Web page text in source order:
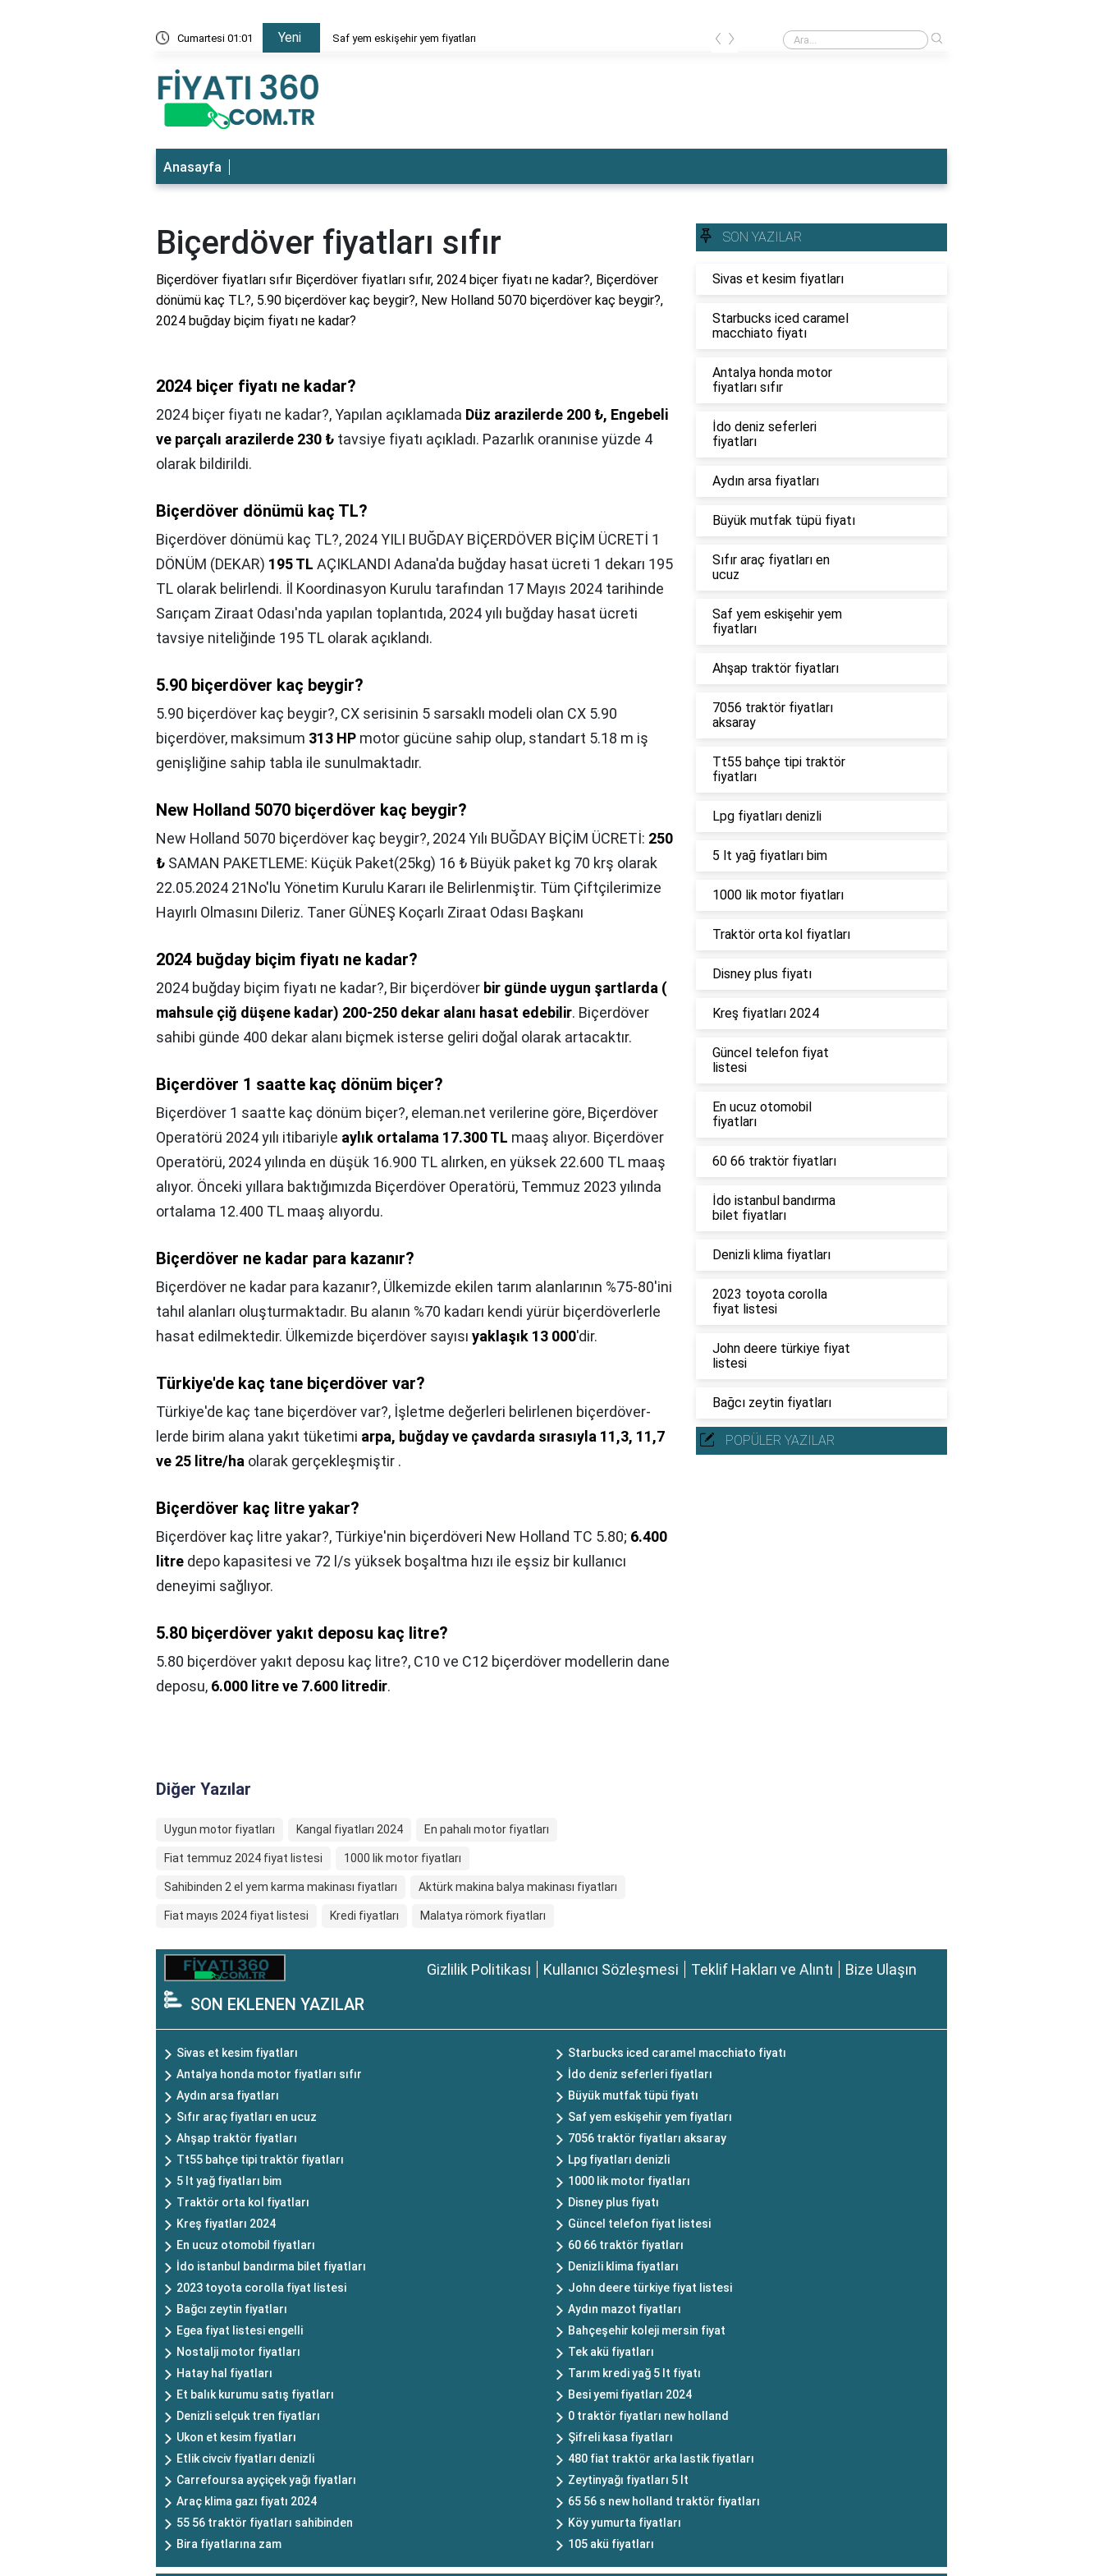
Cumartesi 01:01 Yeni Saf yem eskişehir yem fiyatları Ahşap traktör fiyatları
‹ ›
Anasayfa
Biçerdöver fiyatları sıfır
Biçerdöver fiyatları sıfır Biçerdöver fiyatları sıfır, 2024 biçer fiyatı ne kadar?, Biçerdöver
dönümü kaç TL?, 5.90 biçerdöver kaç beygir?, New Holland 5070 biçerdöver kaç beygir?,
2024 buğday biçim fiyatı ne kadar?
2024 biçer fiyatı ne kadar?
2024 biçer fiyatı ne kadar?,Yapılan açıklamada Düz arazilerde 200 ₺, Engebeli
ve parçalı arazilerde 230 ₺ tavsiye fiyatı açıkladı. Pazarlık oranınise yüzde 4
olarak bildirildi.
Biçerdöver dönümü kaç TL?
Biçerdöver dönümü kaç TL?, 2024 YILI BUĞDAY BİÇERDÖVER BİÇİM ÜCRETİ 1
DÖNÜM (DEKAR) 195 TL AÇIKLANDI Adana'da buğday hasat ücreti 1 dekarı 195
TL olarak belirlendi. İl Koordinasyon Kurulu tarafından 17 Mayıs 2024 tarihinde
Sarıçam Ziraat Odası'nda yapılan toplantıda, 2024 yılı buğday hasat ücreti
tavsiye niteliğinde 195 TL olarak açıklandı.
5.90 biçerdöver kaç beygir?
5.90 biçerdöver kaç beygir?, CX serisinin 5 sarsaklı modeli olan CX 5.90
biçerdöver, maksimum 313 HP motor gücüne sahip olup, standart 5.18 m iş
genişliğine sahip tabla ile sunulmaktadır.
New Holland 5070 biçerdöver kaç beygir?
New Holland 5070 biçerdöver kaç beygir?, 2024 Yılı BUĞDAY BİÇİM ÜCRETİ: 250
₺ SAMAN PAKETLEME: Küçük Paket(25kg) 16 ₺ Büyük paket kg 70 krş olarak
22.05.2024 21No'lu Yönetim Kurulu Kararı ile Belirlenmiştir. Tüm Çiftçilerimize
Hayırlı Olmasını Dileriz. Taner GÜNEŞ Koçarlı Ziraat Odası Başkanı
2024 buğday biçim fiyatı ne kadar?
2024 buğday biçim fiyatı ne kadar?, Bir biçerdöver bir günde uygun şartlarda (
mahsule çiğ düşene kadar) 200-250 dekar alanı hasat edebilir. Biçerdöver
sahibi günde 400 dekar alanı biçmek isterse geliri doğal olarak artacaktır.
Biçerdöver 1 saatte kaç dönüm biçer?
Biçerdöver 1 saatte kaç dönüm biçer?, eleman.net verilerine göre, Biçerdöver
Operatörü 2024 yılı itibariyle aylık ortalama 17.300 TL maaş alıyor. Biçerdöver
Operatörü, 2024 yılında en düşük 16.900 TL alırken, en yüksek 22.600 TL maaş
alıyor. Önceki yıllara baktığımızda Biçerdöver Operatörü, Temmuz 2023 yılında
ortalama 12.400 TL maaş alıyordu.
Biçerdöver ne kadar para kazanır?
Biçerdöver ne kadar para kazanır?, Ülkemizde ekilen tarım alanlarının %75-80'ini
tahıl alanları oluşturmaktadır. Bu alanın %70 kadarı kendi yürür biçerdöverlerle
hasat edilmektedir. Ülkemizde biçerdöver sayısı yaklaşık 13 000'dir.
Türkiye'de kaç tane biçerdöver var?
Türkiye'de kaç tane biçerdöver var?, İşletme değerleri belirlenen biçerdöver-
lerde birim alana yakıt tüketimi arpa, buğday ve çavdarda sırasıyla 11,3, 11,7
ve 25 litre/ha olarak gerçekleşmiştir .
Biçerdöver kaç litre yakar?
Biçerdöver kaç litre yakar?, Türkiye'nin biçerdöveri New Holland TC 5.80; 6.400
litre depo kapasitesi ve 72 l/s yüksek boşaltma hızı ile eşsiz bir kullanıcı
deneyimi sağlıyor.
5.80 biçerdöver yakıt deposu kaç litre?
5.80 biçerdöver yakıt deposu kaç litre?, C10 ve C12 biçerdöver modellerin dane
deposu, 6.000 litre ve 7.600 litredir.
Diğer Yazılar
Uygun motor fiyatları Kangal fiyatları 2024 En pahalı motor fiyatları
Fiat temmuz 2024 fiyat listesi 1000 lik motor fiyatları
Sahibinden 2 el yem karma makinası fiyatları Aktürk makina balya makinası fiyatları
Fiat mayıs 2024 fiyat listesi Kredi fiyatları Malatya römork fiyatları
SON YAZILAR
Sivas et kesim fiyatları
Starbucks iced caramel
macchiato fiyatı
Antalya honda motor
fiyatları sıfır
İdo deniz seferleri
fiyatları
Aydın arsa fiyatları
Büyük mutfak tüpü fiyatı
Sıfır araç fiyatları en
ucuz
Saf yem eskişehir yem
fiyatları
Ahşap traktör fiyatları
7056 traktör fiyatları
aksaray
Tt55 bahçe tipi traktör
fiyatları
Lpg fiyatları denizli
5 lt yağ fiyatları bim
1000 lik motor fiyatları
Traktör orta kol fiyatları
Disney plus fiyatı
Kreş fiyatları 2024
Güncel telefon fiyat
listesi
En ucuz otomobil
fiyatları
60 66 traktör fiyatları
İdo istanbul bandırma
bilet fiyatları
Denizli klima fiyatları
2023 toyota corolla
fiyat listesi
John deere türkiye fiyat
listesi
Bağcı zeytin fiyatları
POPÜLER YAZILAR
Gizlilik Politikası Kullanıcı Sözleşmesi Teklif Hakları ve Alıntı Bize Ulaşın
SON EKLENEN YAZILAR
Sivas et kesim fiyatları
Starbucks iced caramel macchiato fiyatı
Antalya honda motor fiyatları sıfır
İdo deniz seferleri fiyatları
Aydın arsa fiyatları
Büyük mutfak tüpü fiyatı
Sıfır araç fiyatları en ucuz
Saf yem eskişehir yem fiyatları
Ahşap traktör fiyatları
7056 traktör fiyatları aksaray
Tt55 bahçe tipi traktör fiyatları
Lpg fiyatları denizli
5 lt yağ fiyatları bim
1000 lik motor fiyatları
Traktör orta kol fiyatları
Disney plus fiyatı
Kreş fiyatları 2024
Güncel telefon fiyat listesi
En ucuz otomobil fiyatları
60 66 traktör fiyatları
İdo istanbul bandırma bilet fiyatları
Denizli klima fiyatları
2023 toyota corolla fiyat listesi
John deere türkiye fiyat listesi
Bağcı zeytin fiyatları
Aydın mazot fiyatları
Egea fiyat listesi engelli
Bahçeşehir koleji mersin fiyat
Nostalji motor fiyatları
Tek akü fiyatları
Hatay hal fiyatları
Tarım kredi yağ 5 lt fiyatı
Et balık kurumu satış fiyatları
Besi yemi fiyatları 2024
Denizli selçuk tren fiyatları
0 traktör fiyatları new holland
Ukon et kesim fiyatları
Şifreli kasa fiyatları
Etlik civciv fiyatları denizli
480 fiat traktör arka lastik fiyatları
Carrefoursa ayçiçek yağı fiyatları
Zeytinyağı fiyatları 5 lt
Araç klima gazı fiyatı 2024
65 56 s new holland traktör fiyatları
55 56 traktör fiyatları sahibinden
Köy yumurta fiyatları
Bira fiyatlarına zam
105 akü fiyatları